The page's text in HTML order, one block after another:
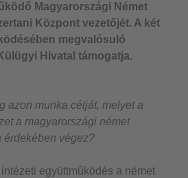
Magyarországi Német
Központ vezetőjét. A két
megvalósuló
Hivatal támogatja.
azon munka célját, melyet a
a magyarországi német
érdekében végez?
együttműködés a német